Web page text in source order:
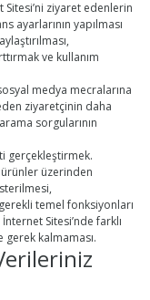
Sitesi’ni ziyaret edenlerin
ayarlarının yapılması
ve kullanım
medya mecralarına
ziyaretçinin daha
sorgularının
gerçekleştirmek.
üzerinden
temel fonksiyonları
Sitesi’nde farklı
kalmaması.